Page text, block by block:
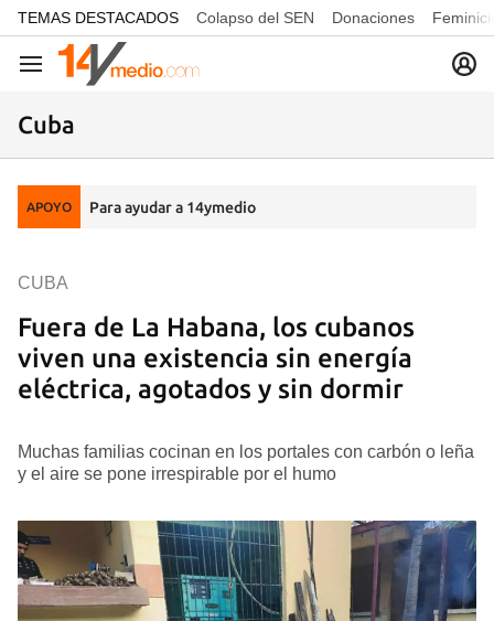
common.go-to-content
TEMAS DESTACADOS Colapso del SEN Donaciones
Navegación
Cuba
APOYO Para ayudar a 14ymedio
Fuera de La Habana, los cubanos
viven una existencia sin energía
eléctrica, agotados y sin dormir
CUBA
Muchas familias cocinan en los portales con carbón o leña
y el aire se pone irrespirable por el humo